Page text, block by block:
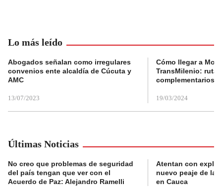
Lo más leído
Abogados señalan como irregulares
convenios ente alcaldía de Cúcuta y
AMC
13/07/2023
Cómo llegar a
TransMilenio:
complementarios
19/03/2024
Últimas Noticias
No creo que problemas de seguridad
del país tengan que ver con el
Acuerdo de Paz: Alejandro Ramelli
Atentan con
nuevo peaje de la
en Cauca